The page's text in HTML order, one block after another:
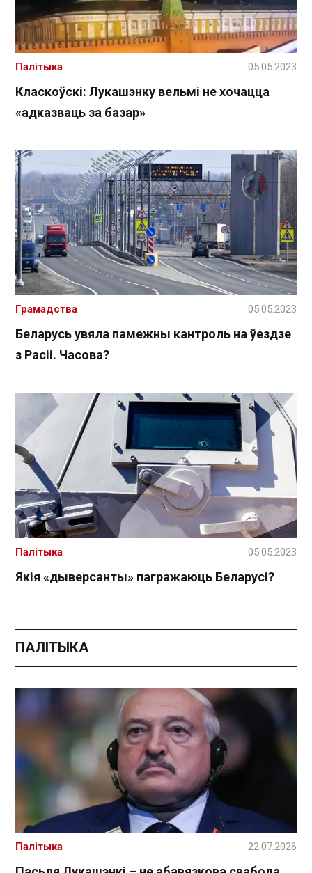
Класкоўскі: Лукашэнку вельмі не хочацца
«адказваць за базар»
Палітыка 05.05.2023
Беларусь увяла памежны кантроль на ўездзе
з Расіі. Часова?
Грамадства 05.05.2023
Якія «дыверсанты» пагражаюць Беларусі?
Палітыка 05.05.2023
ПАЛІТЫКА
Палітыка 22.07.2026